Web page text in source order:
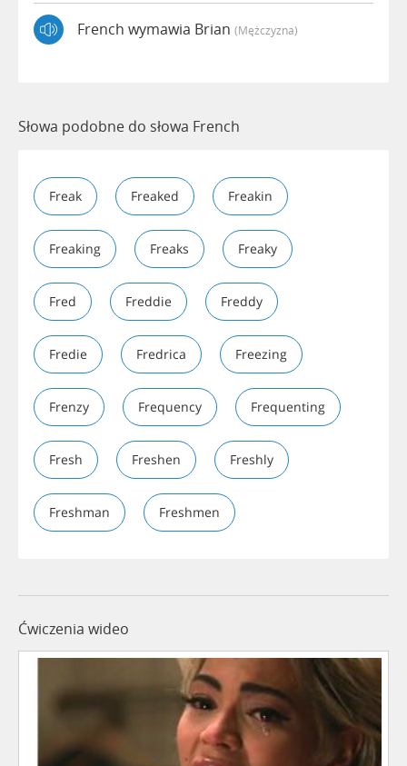
French wymawia Brian (mężczyzna)
Słowa podobne do słowa French
Freak Freaked Freakin
Freaking Freaks Freaky
Fred Freddie Freddy
Fredie Fredrica Freezing
Frenzy Frequency Frequenting
Fresh Freshen Freshly
Freshman Freshmen
Ćwiczenia wideo